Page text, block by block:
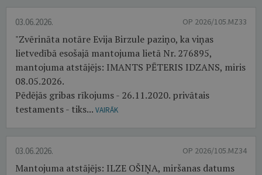
03.06.2026. OP 2026/105.MZ33
"Zvērināta notāre Evija Birzule paziņo, ka viņas
lietvedībā esošajā mantojuma lietā Nr. 276895,
mantojuma atstājējs: IMANTS PĒTERIS IDZANS, miris
08.05.2026.
Pēdējās gribas rīkojums - 26.11.2020. privātais
testaments - tiks... VAIRĀK
03.06.2026. OP 2026/105.MZ34
Mantojuma atstājējs: ILZE OŠIŅA, miršanas datums